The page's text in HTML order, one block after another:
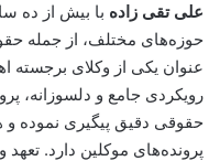
علی تقی زاده با بیش از ده
حوزه‌های مختلف، از جمله
عنوان یکی از وکلای برجسته
رویکردی جامع و دلسوزانه،
حقوقی دقیق پیگیری نموده و
پرونده‌های موکلین دارد.